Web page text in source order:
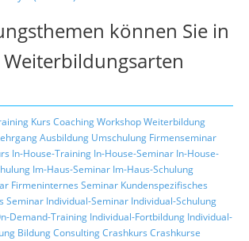
können Sie in
Kurs CoachingWorkshopWeiterbildung
Ausbildung Umschulung Firmenseminar
In-House-Training In-House-Seminar In-House-
Im-Haus-Seminar Im-Haus-Schulung
Firmeninternes Seminar Kundenspezifisches
Seminar Individual-Seminar Individual-Schulung
Demand-Training Individual-Fortbildung Individual-
BildungConsultingCrashkurs Crashkurse